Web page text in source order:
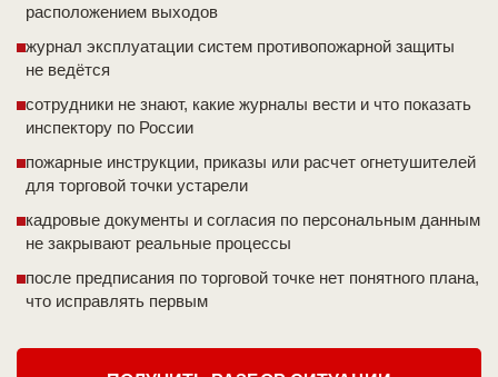
расположением выходов
журнал эксплуатации систем противопожарной защиты
не ведётся
сотрудники не знают, какие журналы вести и что показать
инспектору по России
пожарные инструкции, приказы или расчет огнетушителей
для торговой точки устарели
кадровые документы и согласия по персональным данным
не закрывают реальные процессы
после предписания по торговой точке нет понятного плана,
что исправлять первым